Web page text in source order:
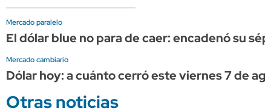
Mercado paralelo
El dólar blue no para de caer: encadenó su
Mercado cambiario
Dólar hoy: a cuánto cerró este viernes 7 de
Otras noticias